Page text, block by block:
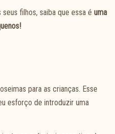
filhos, saiba que essa é uma
para as crianças. Esse
esforço de introduzir uma